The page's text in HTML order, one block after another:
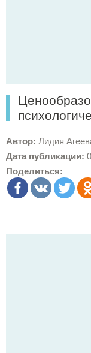
Автор: Лидия
Дата публикации:
Поделиться: